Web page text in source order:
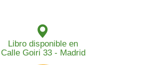
Libro disponible en
Calle Goiri 33 - Madrid